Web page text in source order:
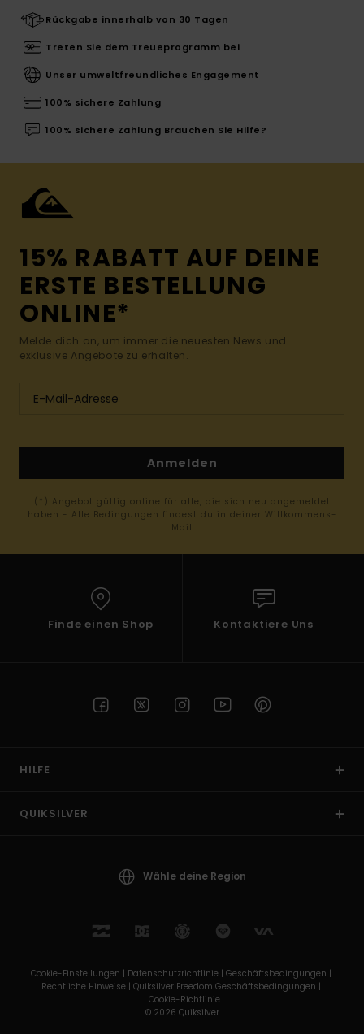
Rückgabe innerhalb von 30 Tagen
Treten Sie dem Treueprogramm bei
Unser umweltfreundliches Engagement
100% sichere Zahlung
100% sichere Zahlung Brauchen Sie Hilfe?
15% RABATT AUF DEINE
ERSTE BESTELLUNG
ONLINE*
Melde dich an, um immer die neuesten News und
exklusive Angebote zu erhalten.
Anmelden
(*) Angebot gültig online für alle, die sich neu angemeldet
haben - Alle Bedingungen findest du in deiner Willkommens-
Mail
Finde einen Shop Kontaktiere Uns
HILFE
QUIKSILVER
Wähle deine Region
Cookie-Einstellungen | Datenschutzrichtlinie | Geschäftsbedingungen |
Rechtliche Hinweise | Quiksilver Freedom Geschäftsbedingungen |
Cookie-Richtlinie
© 2026 Quiksilver